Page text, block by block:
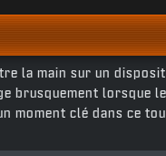
la main sur un
brusquement lorsque
moment clé dans ce